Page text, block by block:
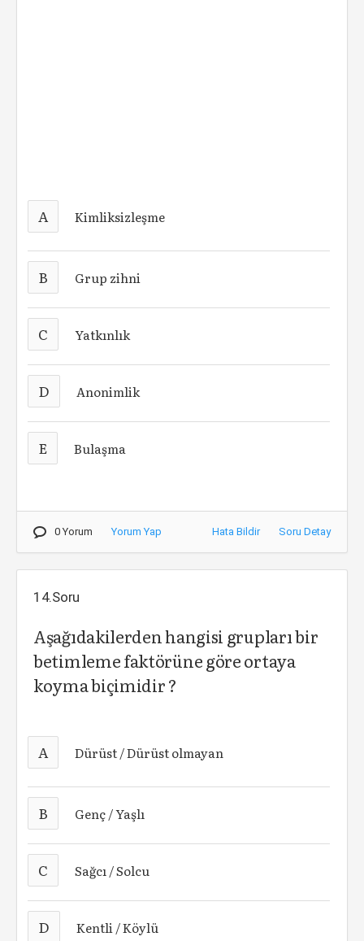
A Kimliksizleşme
B Grup zihni
C Yatkınlık
D Anonimlik
E Bulaşma
0 Yorum Yorum Yap Hata Bildir Soru Detay
14.Soru
Aşağıdakilerden hangisi grupları bir
betimleme faktörüne göre ortaya
koyma biçimidir ?
A Dürüst / Dürüst olmayan
B Genç / Yaşlı
C Sağcı / Solcu
D Kentli / Köylü